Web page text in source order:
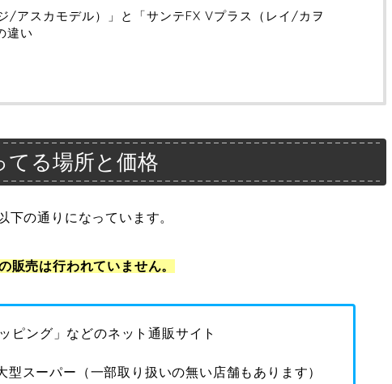
/アスカモデル）」と「サンテFX Vプラス（レイ/カヲ
違い
てる場所と価格
下の通りになっています。
売は行われていません。
ピング」などのネット通販サイト
型スーパー（一部取り扱いの無い店舗もあります）